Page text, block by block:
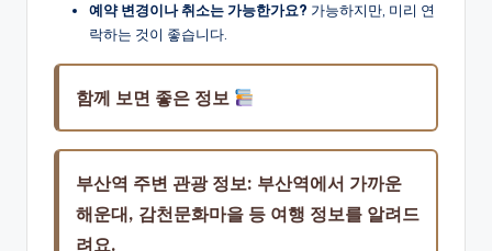
예약 변경이나 취소는 가능한가요? 가능하지만, 미리 연
락하는 것이 좋습니다.
함께 보면 좋은 정보
부산역 주변 관광 정보: 부산역에서 가까운
해운대, 감천문화마을 등 여행 정보를 알려드
려요.